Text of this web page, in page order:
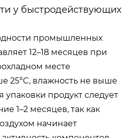
у быстродействующих
промышленных
12–18 месяцев при
месте
25°C, влажность не выше
упаковки продукт следует
1–2 месяцев, так как
начинает